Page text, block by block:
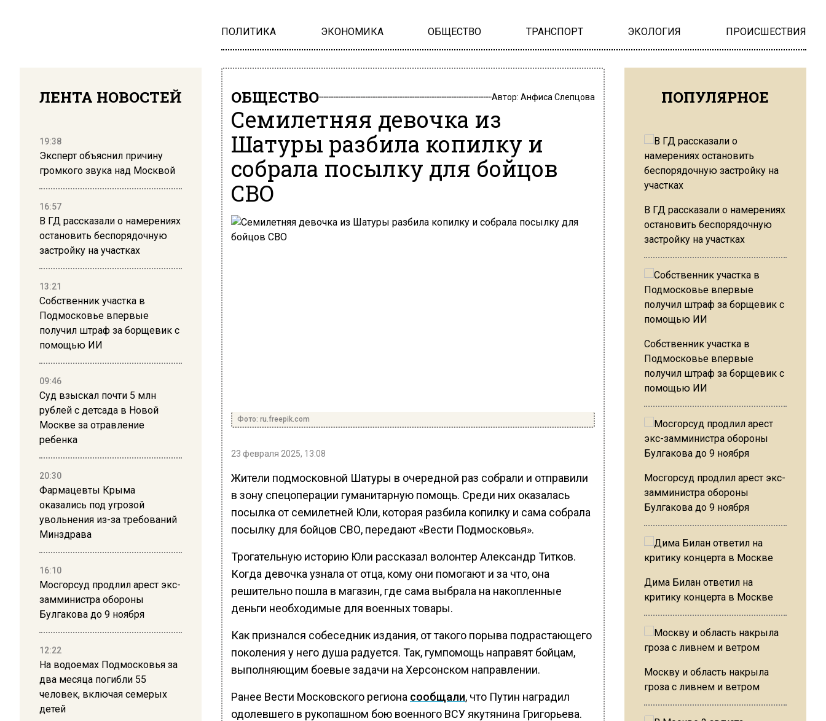
ПОЛИТИКА ЭКОНОМИКА ОБЩЕСТВО ТРАНСПОРТ ЭКОЛОГИЯ ПРОИСШЕСТВИЯ
ЛЕНТА НОВОСТЕЙ
19:38
Эксперт объяснил причину
громкого звука над Москвой
16:57
В ГД рассказали о намерениях
остановить беспорядочную
застройку на участках
13:21
Собственник участка в
Подмосковье впервые
получил штраф за борщевик с
помощью ИИ
09:46
Суд взыскал почти 5 млн
рублей с детсада в Новой
Москве за отравление
ребенка
20:30
Фармацевты Крыма
оказались под угрозой
увольнения из-за требований
Минздрава
16:10
Мосгорсуд продлил арест экс-
замминистра обороны
Булгакова до 9 ноября
12:22
На водоемах Подмосковья за
два месяца погибли 55
человек, включая семерых
детей
ОБЩЕСТВО Автор: Анфиса Слепцова
Семилетняя девочка из
Шатуры разбила копилку и
собрала посылку для бойцов
СВО
Фото: ru.freepik.com
23 февраля 2025, 13:08
Жители подмосковной Шатуры в очередной раз собрали и отправили
в зону спецоперации гуманитарную помощь. Среди них оказалась
посылка от семилетней Юли, которая разбила копилку и сама собрала
посылку для бойцов СВО, передают «Вести Подмосковья».
Трогательную историю Юли рассказал волонтер Александр Титков.
Когда девочка узнала от отца, кому они помогают и за что, она
решительно пошла в магазин, где сама выбрала на накопленные
деньги необходимые для военных товары.
Как признался собеседник издания, от такого порыва подрастающего
поколения у него душа радуется. Так, гумпомощь направят бойцам,
выполняющим боевые задачи на Херсонском направлении.
Ранее Вести Московского региона сообщали, что Путин наградил
одолевшего в рукопашном бою военного ВСУ якутянина Григорьева.
ПОПУЛЯРНОЕ
В ГД рассказали о намерениях
остановить беспорядочную
застройку на участках
Собственник участка в
Подмосковье впервые
получил штраф за борщевик с
помощью ИИ
Мосгорсуд продлил арест экс-
замминистра обороны
Булгакова до 9 ноября
Дима Билан ответил на
критику концерта в Москве
Москву и область накрыла
гроза с ливнем и ветром